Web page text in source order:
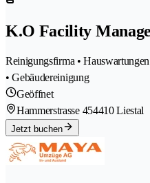
K.O Facility
Reinigungsfirma •
• Gebäudereinigung
Geöffnet
Hammerstrasse 454410 Liestal
Jetzt buchen